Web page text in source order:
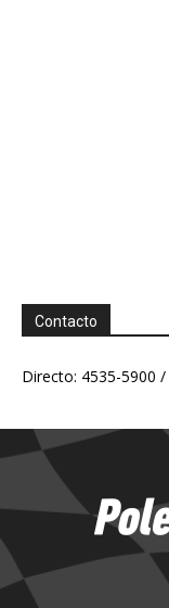
Contacto
Directo: 4535-5900 /